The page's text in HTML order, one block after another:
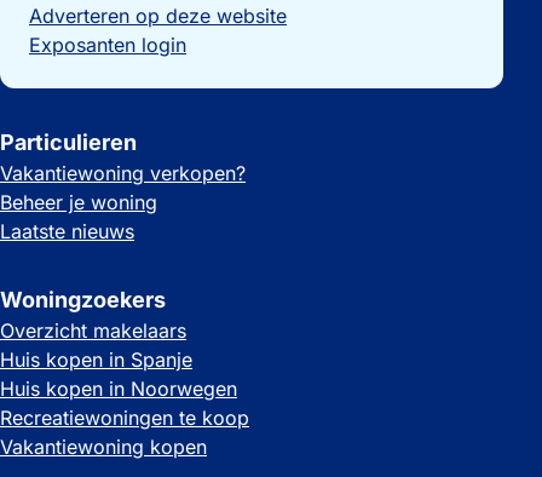
Adverteren op deze website
Exposanten login
Particulieren
Vakantiewoning verkopen?
Beheer je woning
Laatste nieuws
Woningzoekers
Overzicht makelaars
Huis kopen in Spanje
Huis kopen in Noorwegen
Recreatiewoningen te koop
Vakantiewoning kopen